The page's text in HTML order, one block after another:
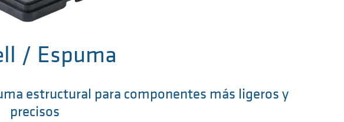
/ Espuma
estructural para componentes más ligeros y
precisos